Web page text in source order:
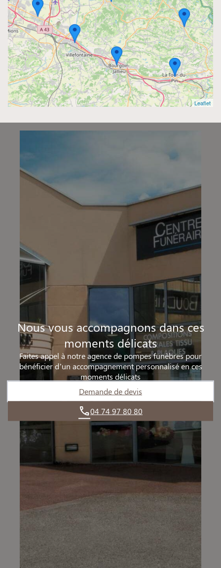
Centre Funéraire Boudrier - La Verpillère
4.8/5(98 avis)
04 81 61 04 20
695, Rue de la République - 38290 - La Verpillière
Centre Funéraire Boudrier - Bourgoin-Jallieu
4.6/5(442 avis)
04 74 28 22 44
Leaflet
Nous vous accompagnons dans ces
moments délicats
Faites appel à notre agence de pompes funèbres pour
bénéficier d’un accompagnement personnalisé en ces
moments délicats
Demande de devis
04 74 97 80 80